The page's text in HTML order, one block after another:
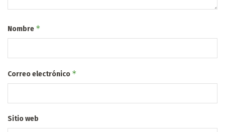
Nombre *
Correo electrónico *
Sitio web